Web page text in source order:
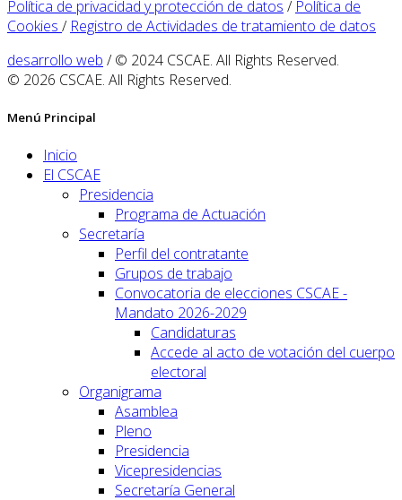
Política de privacidad y protección de datos / Política de
Cookies / Registro de Actividades de tratamiento de datos
desarrollo web / © 2024 CSCAE. All Rights Reserved.
© 2026 CSCAE. All Rights Reserved.
Menú Principal
Inicio
El CSCAE
Presidencia
Programa de Actuación
Secretaría
Perfil del contratante
Grupos de trabajo
Convocatoria de elecciones CSCAE -
Mandato 2026-2029
Candidaturas
Accede al acto de votación del cuerpo
electoral
Organigrama
Asamblea
Pleno
Presidencia
Vicepresidencias
Secretaría General